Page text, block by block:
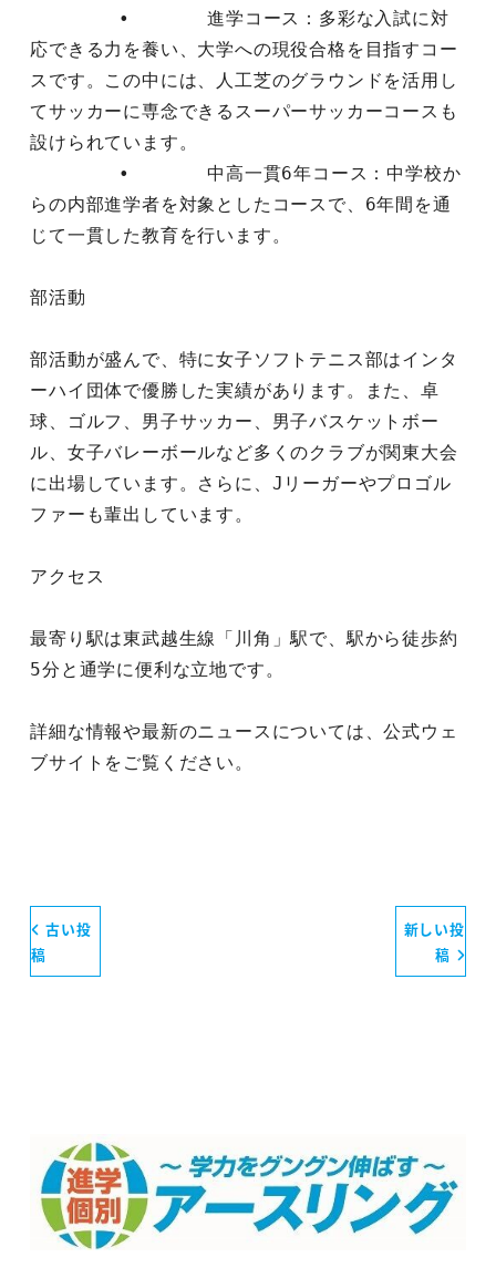
応できる力を養い、大学への現役合格を目指すコー
スです。この中には、人工芝のグラウンドを活用し
てサッカーに専念できるスーパーサッカーコースも
設けられています。  ￼
らの内部進学者を対象としたコースで、6年間を通
じて一貫した教育を行います。  ￼
部活動
部活動が盛んで、特に女子ソフトテニス部はインタ
ーハイ団体で優勝した実績があります。また、卓
球、ゴルフ、男子サッカー、男子バスケットボー
ル、女子バレーボールなど多くのクラブが関東大会
に出場しています。さらに、Jリーガーやプロゴル
ファーも輩出しています。  ￼
アクセス
最寄り駅は東武越生線「川角」駅で、駅から徒歩約
5分と通学に便利な立地です。  ￼
詳細な情報や最新のニュースについては、公式ウェ
ブサイトをご覧ください。
古い投
稿
新しい投
稿